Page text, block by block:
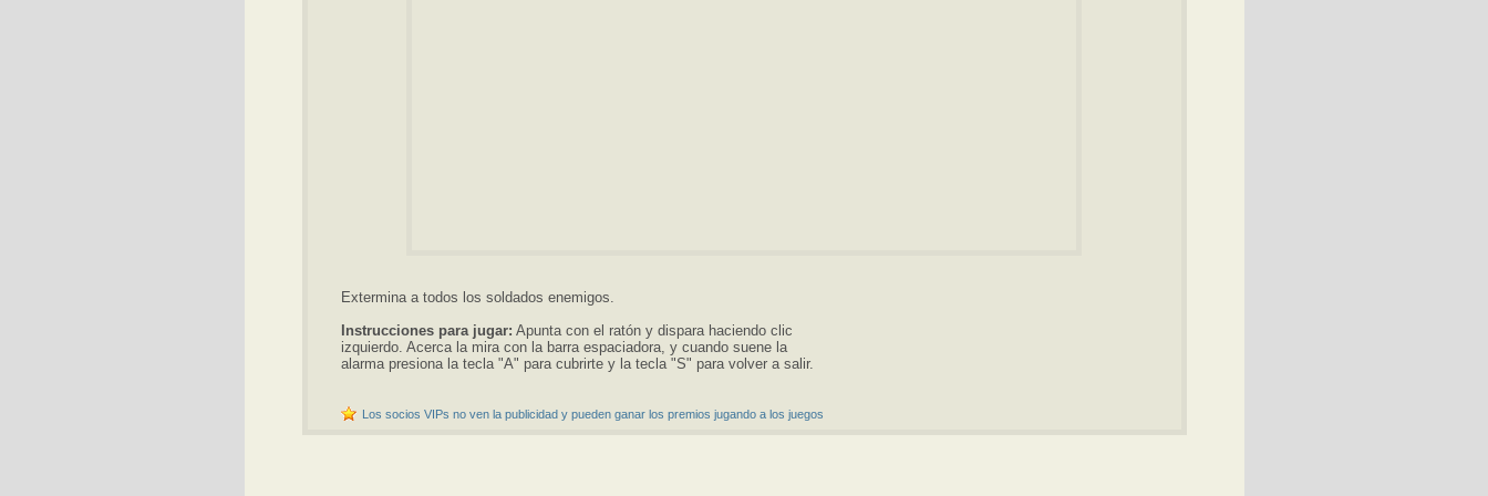
Extermina a todos los soldados enemigos.
Instrucciones para jugar: Apunta con el ratón y dispara haciendo clic
izquierdo. Acerca la mira con la barra espaciadora, y cuando suene la
alarma presiona la tecla "A" para cubrirte y la tecla "S" para volver a salir.
Los socios VIPs no ven la publicidad y pueden ganar los premios jugando a los juegos